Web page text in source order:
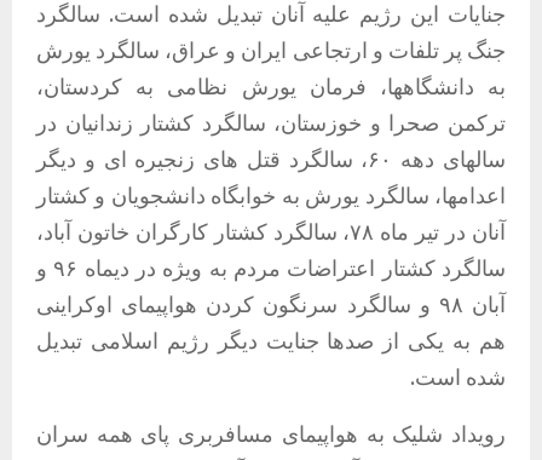
جنایات این رژیم علیه آنان تبدیل شده است. سالگرد
جنگ پر تلفات و ارتجاعی ایران و عراق، سالگرد یورش
به دانشگاهها، فرمان یورش نظامی به کردستان،
ترکمن صحرا و خوزستان، سالگرد کشتار زندانیان در
سالهای دهه ۶۰، سالگرد قتل های زنجیره ای و دیگر
اعدامها، سالگرد یورش به خوابگاه دانشجویان و کشتار
آنان در تیر ماه ۷۸، سالگرد کشتار کارگران خاتون آباد،
سالگرد کشتار اعتراضات مردم به ویژه در دیماه ۹۶ و
آبان ۹۸ و سالگرد سرنگون کردن هواپیمای اوکراینی
هم به یکی از صدها جنایت دیگر رژیم اسلامی تبدیل
شده است.
رویداد شلیک به هواپیمای مسافربری پای همه سران